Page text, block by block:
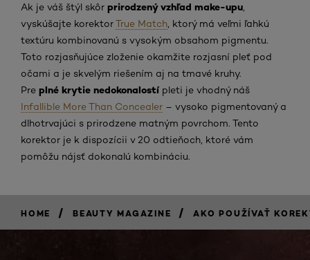
Ak je váš štýl skôr prirodzený vzhľad make-upu
vyskúšajte korektorTrue Match , ktorý má veľmi ľahkú
textúru kombinovanú s vysokým obsahom pigmentu.
Toto rozjasňujúce zloženie okamžite rozjasní pleť pod
očami a je skvelým riešením aj na tmavé kruhy.
Pre plné krytie nedokonalostí pleti je vhodný náš
Infallible More Than Concealer – vysoko pigmentovaný a
dlhotrvajúci s prirodzene matným povrchom. Tento
korektor je k dispozícii v 20 odtieňoch, ktoré vám
pomôžu nájsť dokonalú kombináciu.
HOME / BEAUTY MAGAZINE / AKO POUŽÍVAŤ